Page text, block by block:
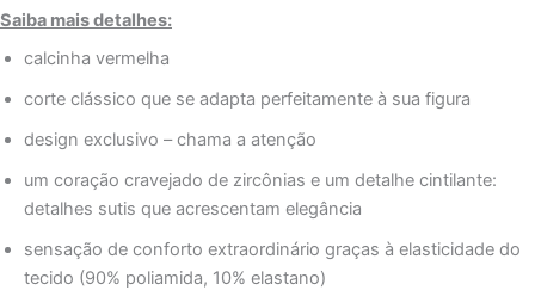
Saiba mais detalhes:
calcinha vermelha
corte clássico que se adapta perfeitamente à sua figura
design exclusivo – chama a atenção
um coração cravejado de zircônias e um detalhe cintilante:
detalhes sutis que acrescentam elegância
sensação de conforto extraordinário graças à elasticidade do
tecido (90% poliamida, 10% elastano)